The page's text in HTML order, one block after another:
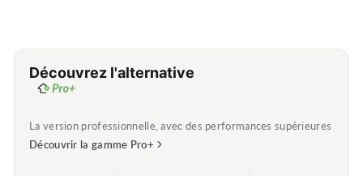
Découvrez l'alternative
La version professionnelle, avec des performances supérieures
Découvrir la gamme Pro+